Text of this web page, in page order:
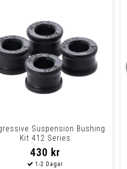
Suspension Bushing
Kit 412 Series
430 kr